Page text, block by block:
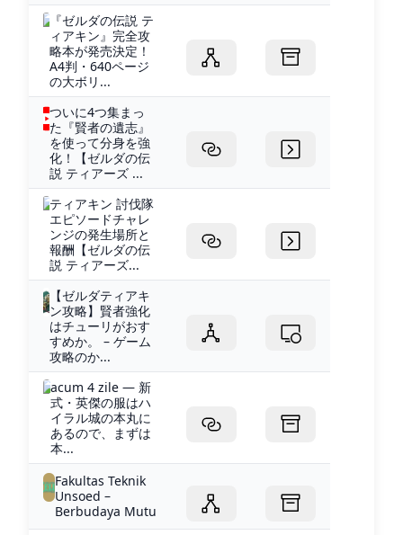
『ゼルダの伝説 テ
ィアキン』完全攻
略本が発売決定！
A4判・640ページ
の大ボリ...
ついに4つ集まっ
た『賢者の遺志』
を使って分身を強
化！【ゼルダの伝
説 ティアーズ ...
ティアキン 討伐隊
エピソードチャレ
ンジの発生場所と
報酬【ゼルダの伝
説 ティアーズ...
【ゼルダティアキ
ン攻略】賢者強化
はチューリがおす
すめか。 – ゲーム
攻略のか...
acum 4 zile — 新
式・英傑の服はハ
イラル城の本丸に
あるので、まずは
本...
Fakultas Teknik
Unsoed –
Berbudaya Mutu